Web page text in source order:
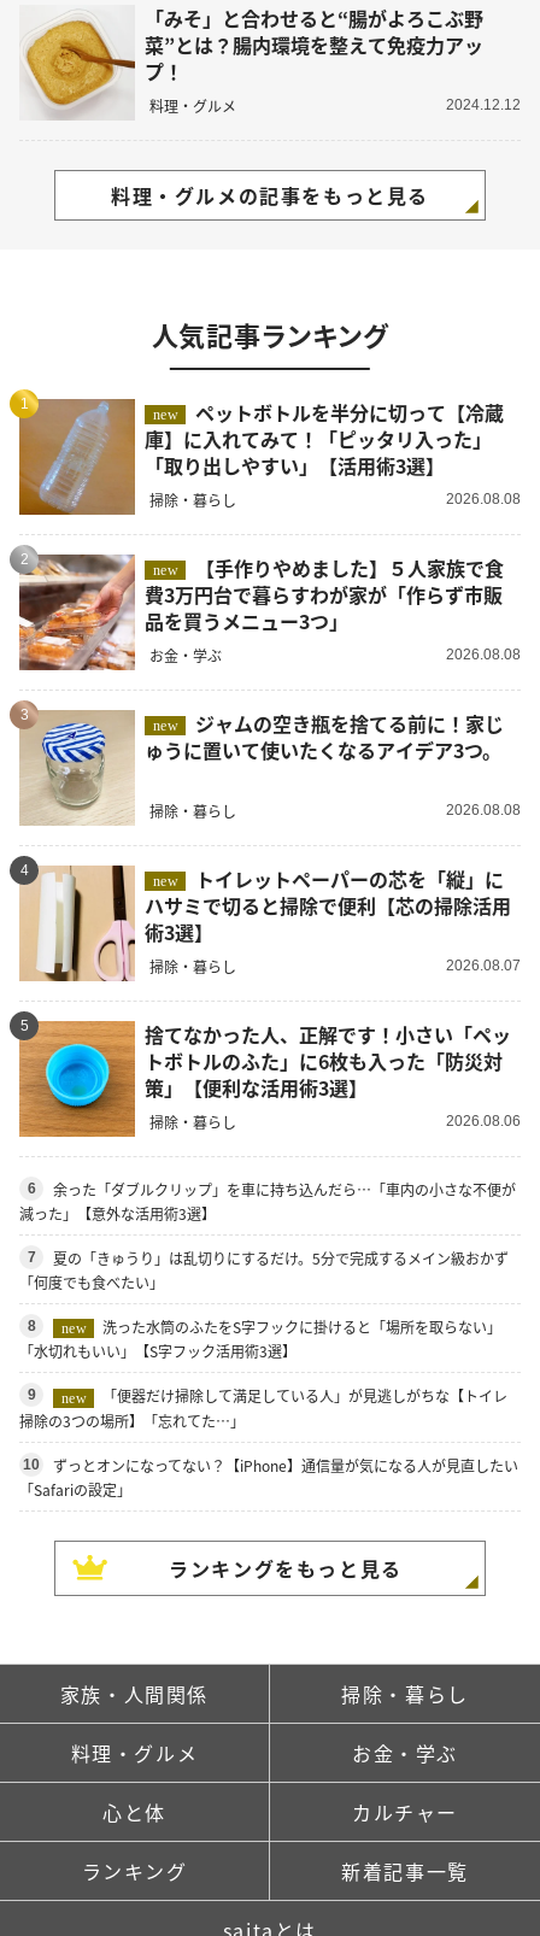
「みそ」と合わせると“腸がよろこぶ野
菜”とは？腸内環境を整えて免疫力アッ
プ！
料理・グルメ 2024.12.12
料理・グルメの記事をもっと見る
人気記事ランキング
1
new
ペットボトルを半分に切って【冷蔵
庫】に入れてみて！「ピッタリ入った」
「取り出しやすい」【活用術3選】
掃除・暮らし 2026.08.08
2
new
費3万円台で暮らすわが家が「作らず市販
品を買うメニュー3つ」
お金・学ぶ 2026.08.08
3
new
ゅうに置いて使いたくなるアイデア3つ。
掃除・暮らし 2026.08.08
4
new
ハサミで切ると掃除で便利【芯の掃除活用
術3選】
掃除・暮らし 2026.08.07
5
捨てなかった人、正解です！小さい「ペッ
トボトルのふた」に6枚も入った「防災対
策」【便利な活用術3選】
掃除・暮らし 2026.08.06
6
余った「ダブルクリップ」を車に持ち込んだら…「車内の小さな不便が
減った」【意外な活用術3選】
7
夏の「きゅうり」は乱切りにするだけ。5分で完成するメイン級おかず
「何度でも食べたい」
8 new
洗った水筒のふたをS字フックに掛けると「場所を取らない」
「水切れもいい」【S字フック活用術3選】
9 new
「便器だけ掃除して満足している人」が見逃しがちな【トイレ
掃除の3つの場所】「忘れてた…」
10
ずっとオンになってない？【iPhone】通信量が気になる人が見直したい
「Safariの設定」
ランキングをもっと見る
家族・人間関係 掃除・暮らし
料理・グルメ お金・学ぶ
心と体 カルチャー
ランキング 新着記事一覧
saitaとは